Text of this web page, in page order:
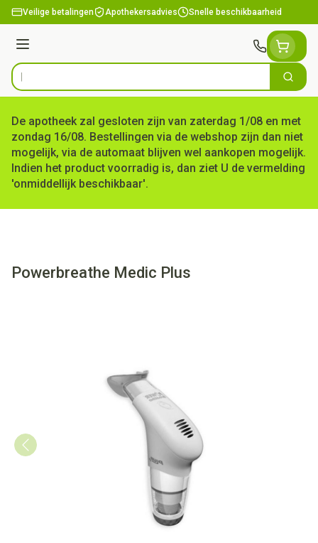
Ga naar de inhoud
Veilige betalingen Apothekersadvies Snelle beschikbaarheid
Menu
Product, merk, categorie... Zoek
De apotheek zal gesloten zijn van zaterdag 1/08 en met
zondag 16/08. Bestellingen via de webshop zijn dan niet
mogelijk, via de automaat blijven wel aankopen mogelijk.
Indien het product voorradig is, dan ziet U de vermelding
'onmiddellijk beschikbaar'.
Powerbreathe Medic Plus